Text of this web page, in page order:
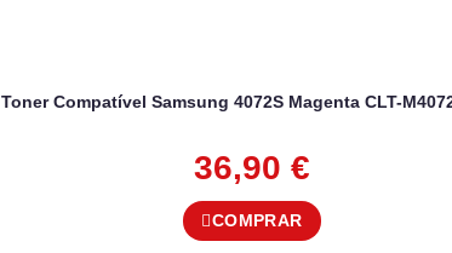
Toner Compatível Samsung 4072S Magenta CLT-
36,90 €
COMPRAR